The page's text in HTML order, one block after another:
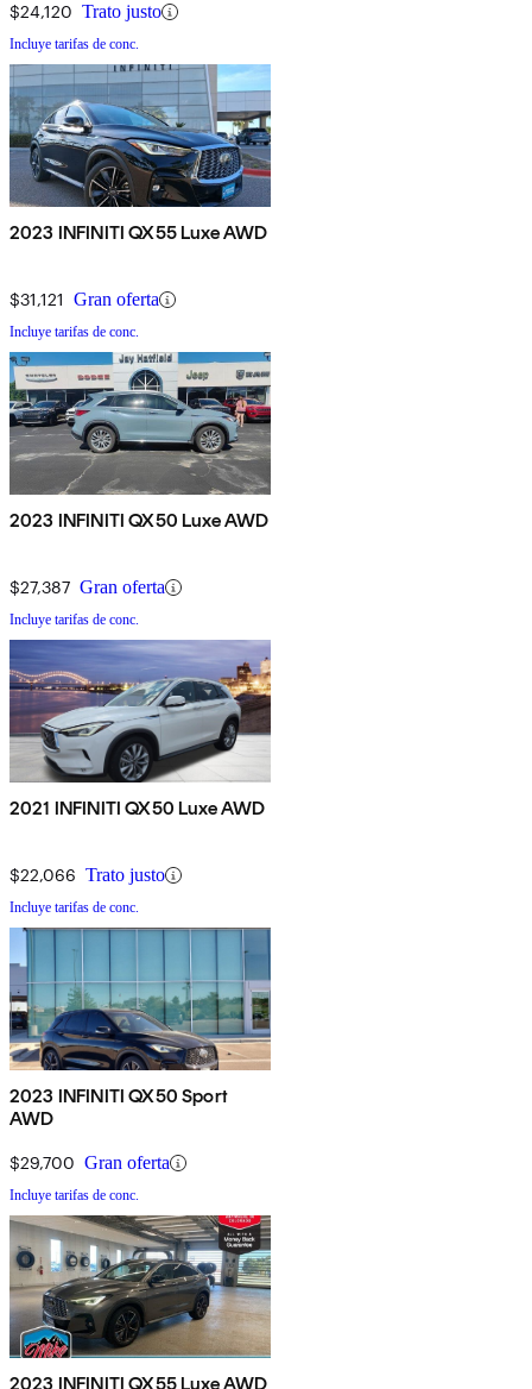
$24,120 Trato justo
Incluye tarifas de conc.
2023 INFINITI QX55 Luxe AWD
$31,121 Gran oferta
Incluye tarifas de conc.
2023 INFINITI QX50 Luxe AWD
$27,387 Gran oferta
Incluye tarifas de conc.
2021 INFINITI QX50 Luxe AWD
$22,066 Trato justo
Incluye tarifas de conc.
2023 INFINITI QX50 Sport
AWD
$29,700 Gran oferta
Incluye tarifas de conc.
2023 INFINITI QX55 Luxe AWD